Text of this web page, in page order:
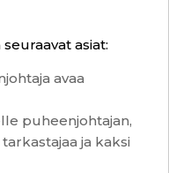
asiat:
avaa
puheenjohtajan,
ja kaksi